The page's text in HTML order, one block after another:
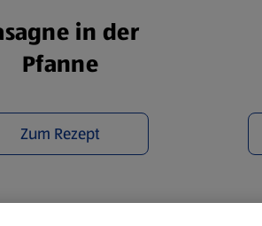
in der
Pfanne
Zum Rezept